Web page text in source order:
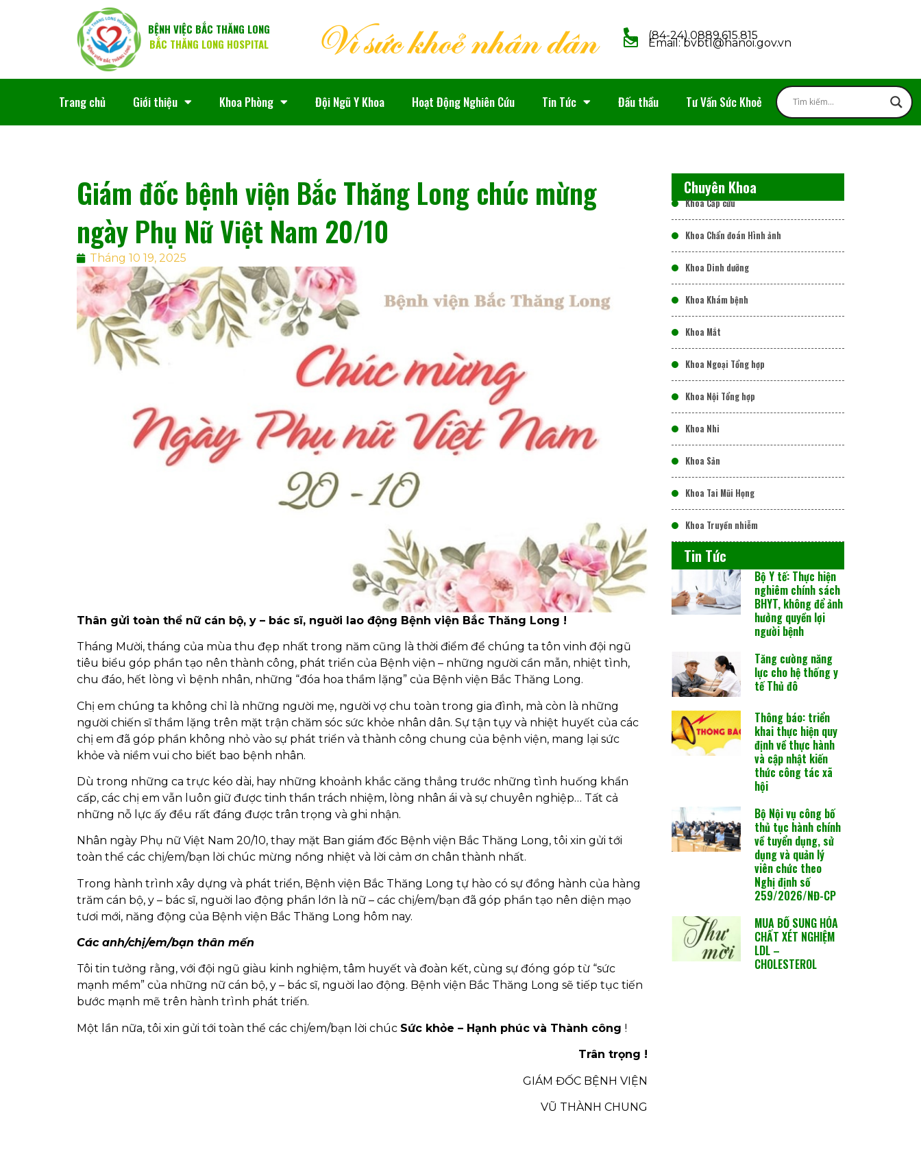
BỆNH VIỆC BẮC THĂNG LONG
BẮC THĂNG LONG HOSPITAL
(84-24).0889.615.815
Email: bvbtl@hanoi.gov.vn
Trang chủ Giới thiệu Khoa Phòng Đội Ngũ Y Khoa Hoạt Động Nghiên Cứu Tin Tức Đấu thầu Tư Vấn Sức Khoẻ
Giám đốc bệnh viện Bắc Thăng Long chúc mừng
ngày Phụ Nữ Việt Nam 20/10
Tháng 10 19, 2025
Thân gửi toàn thể nữ cán bộ, y – bác sĩ, nguời lao động Bệnh viện Bắc Thăng Long !
Tháng Mười, tháng của mùa thu đẹp nhất trong năm cũng là thời điểm để chúng ta tôn vinh đội ngũ
tiêu biểu góp phần tạo nên thành công, phát triển của Bệnh viện – những người cần mẫn, nhiệt tình,
chu đáo, hết lòng vì bệnh nhân, những “đóa hoa thầm lặng” của Bệnh viện Bắc Thăng Long.
Chị em chúng ta không chỉ là những người mẹ, người vợ chu toàn trong gia đình, mà còn là những
người chiến sĩ thầm lặng trên mặt trận chăm sóc sức khỏe nhân dân. Sự tận tụy và nhiệt huyết của các
chị em đã góp phần không nhỏ vào sự phát triển và thành công chung của bệnh viện, mang lại sức
khỏe và niềm vui cho biết bao bệnh nhân.
Dù trong những ca trực kéo dài, hay những khoảnh khắc căng thẳng trước những tình huống khẩn
cấp, các chị em vẫn luôn giữ được tinh thần trách nhiệm, lòng nhân ái và sự chuyên nghiệp… Tất cả
những nỗ lực ấy đều rất đáng được trân trọng và ghi nhận.
Nhân ngày Phụ nữ Việt Nam 20/10, thay mặt Ban giám đốc Bệnh viện Bắc Thăng Long, tôi xin gửi tới
toàn thể các chị/em/bạn lời chúc mừng nồng nhiệt và lời cảm ơn chân thành nhất.
Trong hành trình xây dựng và phát triển, Bệnh viện Bắc Thăng Long tự hào có sự đồng hành của hàng
trăm cán bộ, y – bác sĩ, nguời lao động phần lớn là nữ – các chị/em/bạn đã góp phần tạo nên diện mạo
tươi mới, năng động của Bệnh viện Bắc Thăng Long hôm nay.
Các anh/chị/em/bạn thân mến
Tôi tin tưởng rằng, với đội ngũ giàu kinh nghiệm, tâm huyết và đoàn kết, cùng sự đóng góp từ “sức
mạnh mềm” của những nữ cán bộ, y – bác sĩ, nguời lao động. Bệnh viện Bắc Thăng Long sẽ tiếp tục tiến
bước mạnh mẽ trên hành trình phát triến.
Một lần nữa, tôi xin gửi tới toàn thể các chị/em/bạn lời chúc Sức khỏe – Hạnh phúc và Thành công !
Trân trọng !
GIÁM ĐỐC BỆNH VIỆN
VŨ THÀNH CHUNG
Chuyên Khoa
Khoa Cấp cứu
Khoa Chẩn đoán Hình ảnh
Khoa Dinh dưỡng
Khoa Khám bệnh
Khoa Mắt
Khoa Ngoại Tổng hợp
Khoa Nội Tổng hợp
Khoa Nhi
Khoa Sản
Khoa Tai Mũi Họng
Khoa Truyền nhiễm
Tin Tức
Bộ Y tế: Thực hiện
nghiêm chính sách
BHYT, không để ảnh
hưởng quyền lợi
người bệnh
Tăng cường năng
lực cho hệ thống y
tế Thủ đô
Thông báo: triển
khai thực hiện quy
định về thực hành
và cập nhật kiến
thức công tác xã
hội
Bộ Nội vụ công bố
thủ tục hành chính
về tuyển dụng, sử
dụng và quản lý
viên chức theo
Nghị định số
259/2026/NĐ-CP
MUA BỔ SUNG HÓA
CHẤT XÉT NGHIỆM
LDL –
CHOLESTEROL